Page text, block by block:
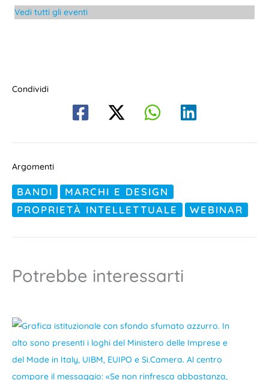
Vedi tutti gli eventi
Condividi
Argomenti
BANDI
MARCHI E DESIGN
PROPRIETÀ INTELLETTUALE
WEBINAR
Potrebbe interessarti